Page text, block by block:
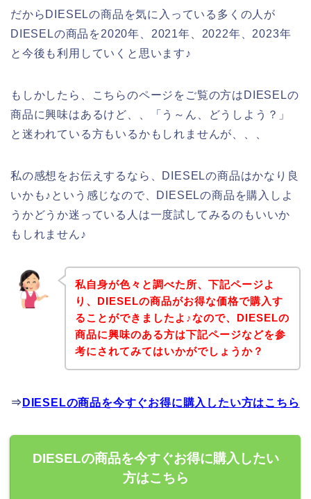
だからDIESELの商品を気に入っている多くの人が
DIESELの商品を2020年、2021年、2022年、2023年
と今後も利用していくと思います♪
もしかしたら、こちらのページをご覧の方はDIESELの
商品に興味はあるけど、、「う～ん、どうしよう？」
と迷われている方もいるかもしれませんが、、、
私の感想をお伝えするなら、DIESELの商品はかなり良
いかも♪という感じなので、DIESELの商品を購入しよ
うかどうか迷っている人は一度試してみるのもいいか
もしれません♪
私自身が色々と調べた所、下記ページよ
り、DIESELの商品がお得な価格で購入す
ることができましたよ♪なので、DIESELの
商品に興味のある方は下記ページなどを参
考にされてみてはいかがでしょうか？
⇒ DIESELの商品を今すぐお得に購入したい方はこちら
DIESELの商品を今すぐお得に購入したい
方はこちら